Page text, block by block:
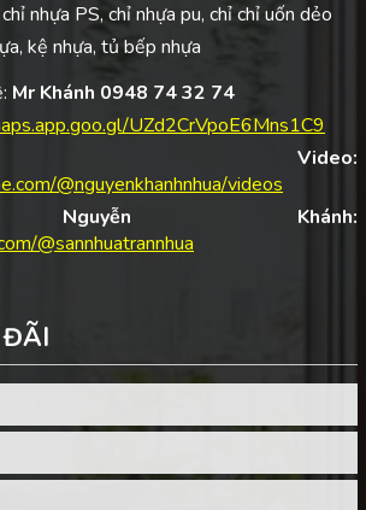
nhựa PS, chỉ nhựa pu, chỉ chỉ uốn dẻo
kệ nhựa, tủ bếp nhựa
Mr Khánh 0948 74 32 74
UZd2CrVpoE6Mns1C9
Video:
@nguyenkhanhnhua/videos
Khánh:
@sannhuatrannhua
ĐÃI